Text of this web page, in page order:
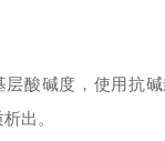
酸碱度，使用抗碱
出。